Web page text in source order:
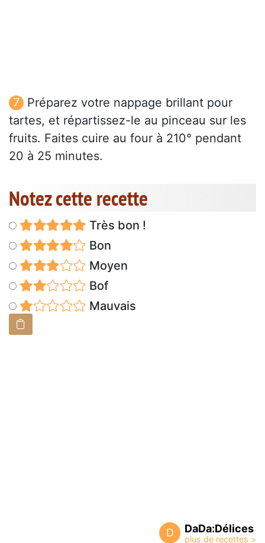
Préparez votre nappage brillant pour
tartes, et répartissez-le au pinceau sur les
fruits. Faites cuire au four à 210° pendant
20 à 25 minutes.
Notez cette recette
Très bon !
Bon
Moyen
Bof
Mauvais
D DaDa:Délices